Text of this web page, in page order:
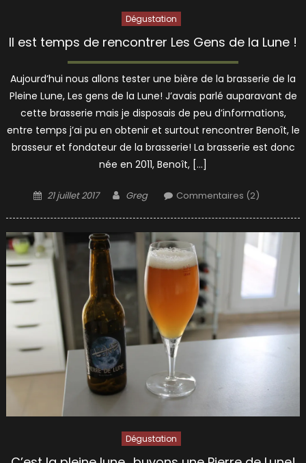
Dégustation
Il est temps de rencontrer Les Gens de la Lune !
Aujourd’hui nous allons tester une bière de la brasserie de la
Pleine Lune, Les gens de la Lune! J’avais parlé auparavant de
cette brasserie mais je disposais de peu d’informations,
entre temps j’ai pu en obtenir et surtout rencontrer Benoît, le
brasseur et fondateur de la brasserie! La brasserie est donc
née en 2011, Benoît, […]
Posted
21 juillet 2017 Author
Greg Commentaires (2)
Dégustation